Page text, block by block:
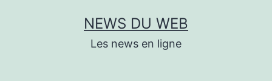
NEWS DU WEB
Les news en ligne